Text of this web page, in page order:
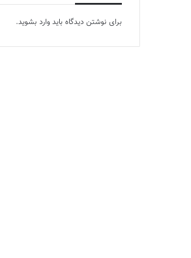
برای نوشتن دیدگاه باید وارد بشوید.